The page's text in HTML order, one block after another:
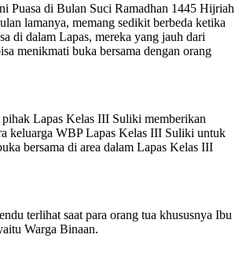
Puasa di Bulan Suci Ramadhan 1445 Hijriah
lamanya, memang sedikit berbeda ketika
di dalam Lapas, mereka yang jauh dari
menikmati buka bersama dengan orang
Lapas Kelas III Suliki memberikan
keluarga WBP Lapas Kelas III Suliki untuk
bersama di area dalam Lapas Kelas III
terlihat saat para orang tua khususnya Ibu
Warga Binaan.